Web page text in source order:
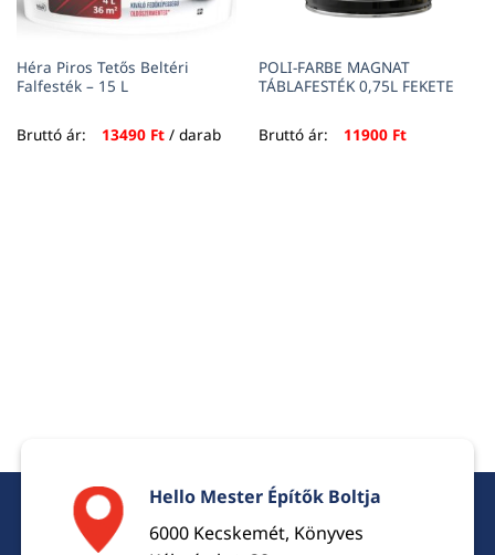
Héra Piros Tetős Beltéri
Falfesték – 15 L
Bruttó ár: 13490 Ft/ darab
POLI-FARBE MAGNAT
TÁBLAFESTÉK 0,75L FEKETE
Bruttó ár: 11900 Ft
Hello Mester Építők Boltja
6000 Kecskemét, Könyves